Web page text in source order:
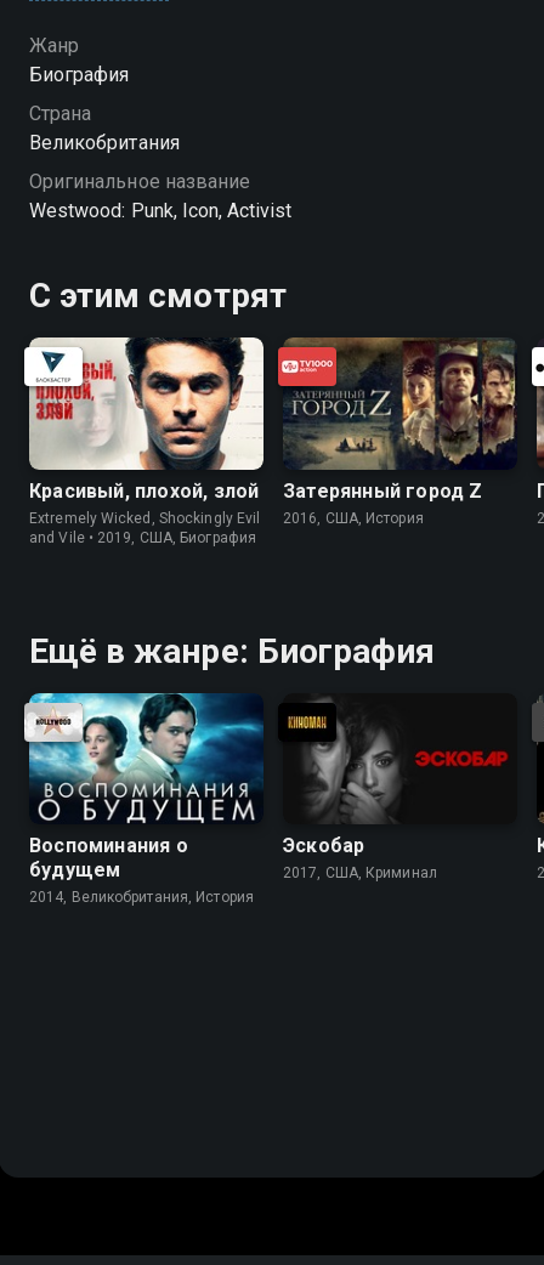
художественное наследие
Жанр
Биография
Страна
Великобритания
Оригинальное название
Westwood: Punk, Icon, Activist
С этим смотрят
Красивый, плохой, злой
Extremely Wicked, Shockingly Evil
and Vile • 2019, США, Биография
Затерянный город Z
2016, США, История
Ещё в жанре: Биография
Воспоминания о
будущем
2014, Великобритания, История
Эскобар
2017, США, Криминал